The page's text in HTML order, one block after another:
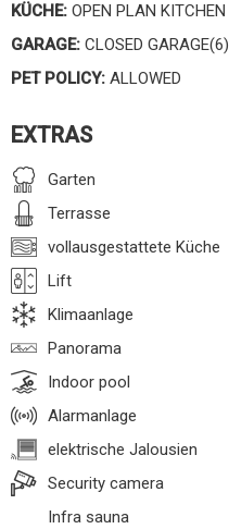
KÜCHE: OPEN PLAN KITCHEN
GARAGE: CLOSED GARAGE(6)
PET POLICY: ALLOWED
EXTRAS
Garten
Terrasse
vollausgestattete Küche
Lift
Klimaanlage
Panorama
Indoor pool
Alarmanlage
elektrische Jalousien
Security camera
Infra sauna